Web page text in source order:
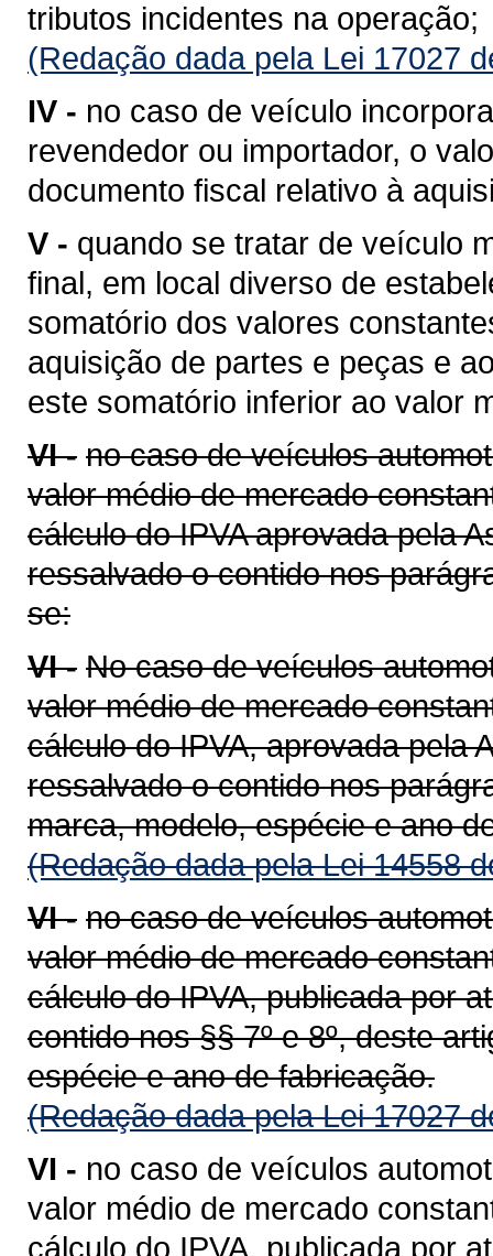
tributos incidentes na operação;
(Redação dada pela Lei 17027
IV - no caso de veículo
revendedor ou importador, o
documento fiscal relativo à
V - quando se tratar de veículo
final, em local diverso de
somatório dos valores
aquisição de partes e peças e
este somatório inferior ao valor
VI - no caso de veículos
valor médio de mercado
cálculo do IPVA aprovada pela
ressalvado o contido nos
se:
VI - No caso de veículos
valor médio de mercado
cálculo do IPVA, aprovada pela
ressalvado o contido nos
marca, modelo, espécie e ano
(Redação dada pela Lei 14558
VI - no caso de veículos
valor médio de mercado
cálculo do IPVA, publicada por
contido nos §§ 7º e 8º, deste
espécie e ano de fabricação.
(Redação dada pela Lei 17027
VI - no caso de veículos
valor médio de mercado
cálculo do IPVA, publicada por